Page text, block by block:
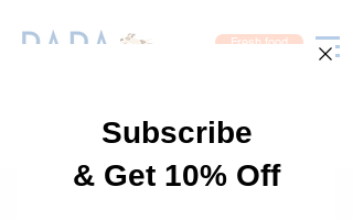
Fresh food
Groups